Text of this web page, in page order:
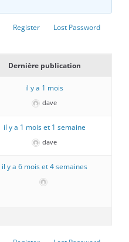
Register
Lost Password
Dernière publication
il y a 1 mois
dave
il y a 1 mois et 1 semaine
dave
il y a 6 mois et 4 semaines